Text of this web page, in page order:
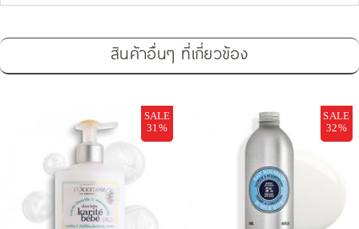
สินค้าอื่นๆ ที่เกี่ยวข้อง
SALE
31%
SALE
32%